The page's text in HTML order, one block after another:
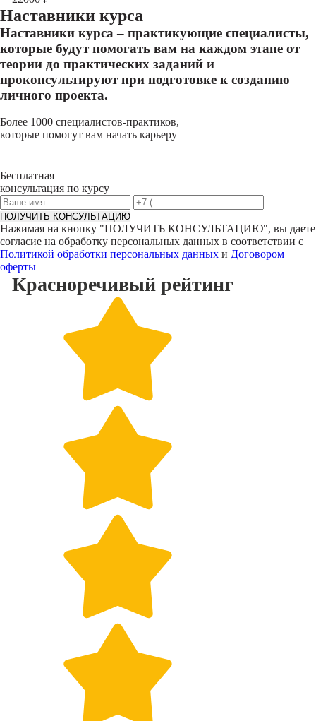
Наставники курса
Наставники курса – практикующие специалисты,
которые будут помогать вам на каждом этапе от
теории до практических заданий и
проконсультируют при подготовке к созданию
личного проекта.
Более 1000 специалистов-практиков,
которые помогут вам начать карьеру
Бесплатная
консультация по курсу
ПОЛУЧИТЬ КОНСУЛЬТАЦИЮ
Нажимая на кнопку "ПОЛУЧИТЬ КОНСУЛЬТАЦИЮ", вы даете
согласие на обработку персональных данных в соответствии с
Политикой обработки персональных данных и Договором
оферты
Красноречивый рейтинг